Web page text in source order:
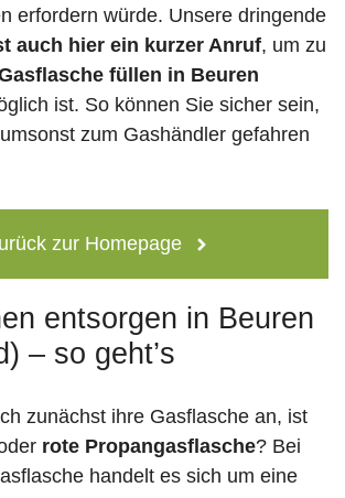
erfordern würde. Unsere dringende
auch hier ein kurzer Anruf, um zu
füllen in Beuren
ist. So können Sie sicher sein,
zum Gashändler gefahren
zur Homepage
entsorgen in Beuren
– so geht’s
zunächst ihre Gasflasche an, ist
rote Propangasflasche? Bei
handelt es sich um eine